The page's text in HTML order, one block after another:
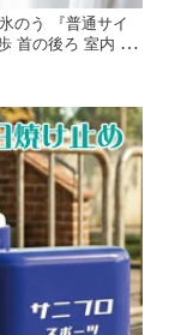
のう 『普通サイ
首の後ろ 室内 屋
やり アイス 巻く
ゴルフ 野球 サッ